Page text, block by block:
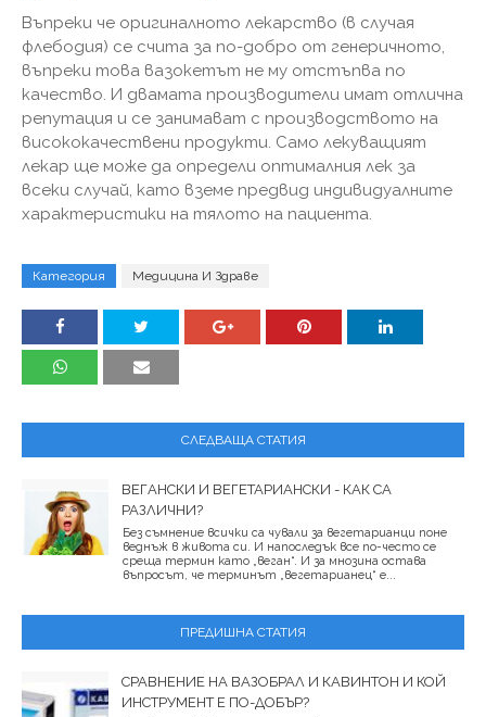
Въпреки че оригиналното лекарство (в случая
флебодия) се счита за по-добро от генеричното,
въпреки това вазокетът не му отстъпва по
качество. И двамата производители имат отлична
репутация и се занимават с производството на
висококачествени продукти. Само лекуващият
лекар ще може да определи оптималния лек за
всеки случай, като вземе предвид индивидуалните
характеристики на тялото на пациента.
Категория Медицина И Здраве
СЛЕДВАЩА СТАТИЯ
ВЕГАНСКИ И ВЕГЕТАРИАНСКИ - КАК СА
РАЗЛИЧНИ?
Без съмнение всички са чували за вегетарианци поне
веднъж в живота си. И напоследък все по-често се
среща термин като „веган“. И за мнозина остава
въпросът, че терминът „вегетарианец“ е...
ПРЕДИШНА СТАТИЯ
СРАВНЕНИЕ НА ВАЗОБРАЛ И КАВИНТОН И КОЙ
ИНСТРУМЕНТ Е ПО-ДОБЪР?